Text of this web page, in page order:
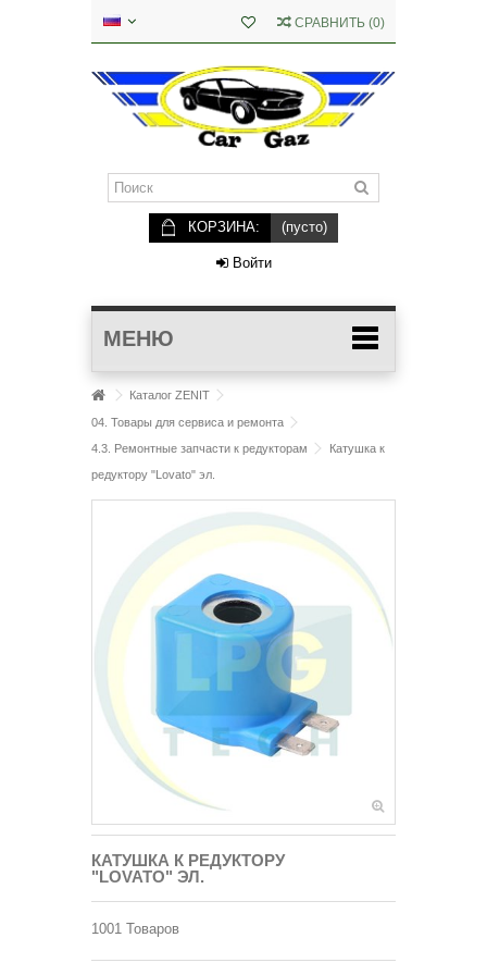
СРАВНИТЬ (0)
КОРЗИНА: (пусто)
Войти
МЕНЮ
Каталог ZENIT
04. Товары для сервиса и ремонта
4.3. Ремонтные запчасти к редукторам
Катушка к
редуктору "Lovato" эл.
КАТУШКА К РЕДУКТОРУ
"LOVATO" ЭЛ.
1001 Товаров